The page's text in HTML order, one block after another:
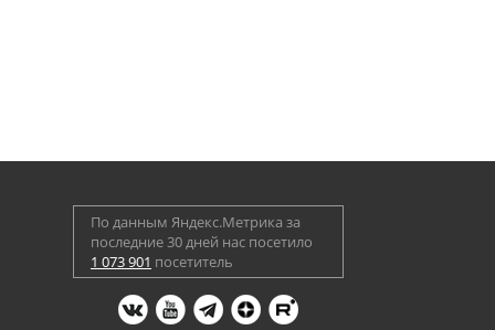
По данным Яндекс.Метрика за
последние 30 дней нас посетило
1 073 901 посетитель